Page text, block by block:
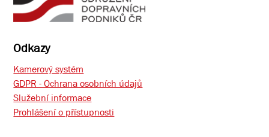
Odkazy
Kamerový systém
GDPR - Ochrana osobních údajů
Služební informace
Prohlášení o přístupnosti